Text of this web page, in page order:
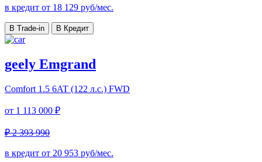
в кредит от 18 129 руб/мес.
В Trade-in В Кредит
geely Emgrand
Comfort 1.5 6AT (122 л.с.) FWD
от 1 113 000 ₽
₽ 2 393 990
в кредит от 20 953 руб/мес.